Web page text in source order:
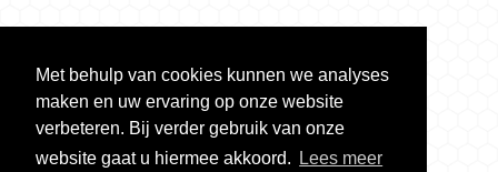
Met behulp van cookies kunnen we analyses
maken en uw ervaring op onze website
verbeteren. Bij verder gebruik van onze
website gaat u hiermee akkoord.
Lees meer
KvK Eindhoven 17037155
Gecertificeerd volgens ISO 9001 | ISO 14001 | VCA**